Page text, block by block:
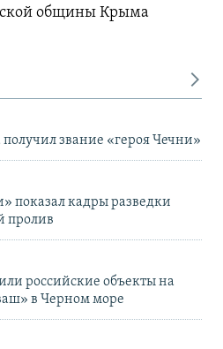
общины Крыма
звание «героя Чечни»
показал кадры разведки
пролив
российские объекты на
в Черном море